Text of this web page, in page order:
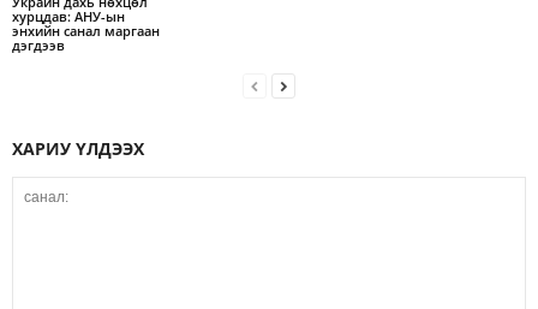
хурцдав: АНУ-ын
энхийн санал маргаан
дэгдээв
ХАРИУ ҮЛДЭЭХ